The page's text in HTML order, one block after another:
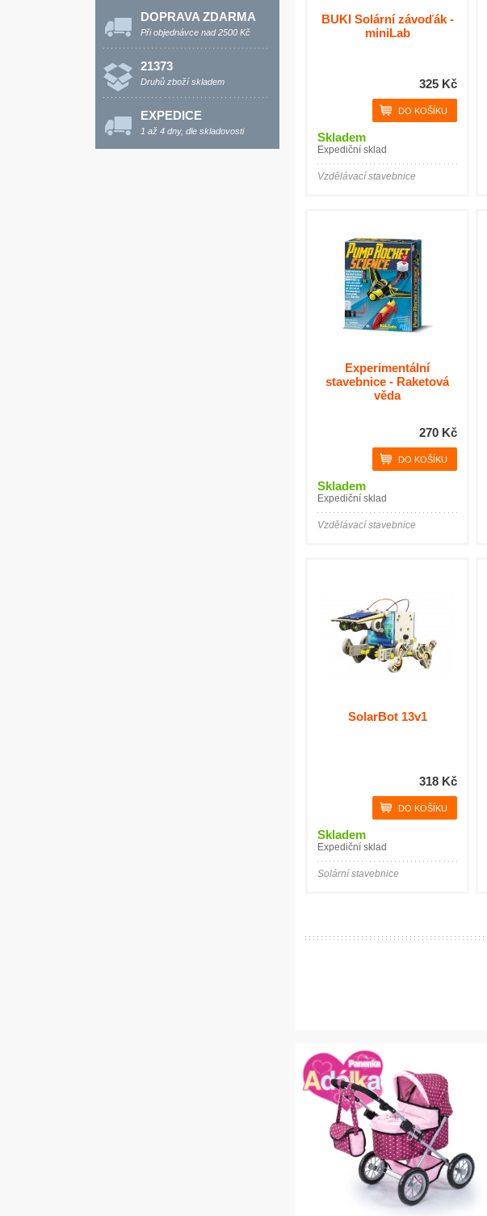
DOPRAVA ZDARMA
Při objednávce nad 2500 Kč
21373
Druhů zboží skladem
EXPEDICE
1 až 4 dny, dle skladovosti
BUKI Solární závoďák -
miniLab
325 Kč
Skladem
Expediční sklad
Vzdělávací stavebnice
Experimentální
stavebnice - Raketová
věda
270 Kč
Skladem
Expediční sklad
Vzdělávací stavebnice
SolarBot 13v1
318 Kč
Skladem
Expediční sklad
Solární stavebnice